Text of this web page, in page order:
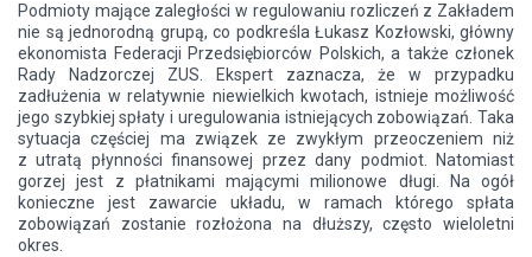
Podmioty mające zaległości w regulowaniu rozliczeń z Zakładem
nie są jednorodną grupą, co podkreśla Łukasz Kozłowski, główny
ekonomista Federacji Przedsiębiorców Polskich, a także członek
Rady Nadzorczej ZUS. Ekspert zaznacza, że w przypadku
zadłużenia w relatywnie niewielkich kwotach, istnieje możliwość
jego szybkiej spłaty i uregulowania istniejących zobowiązań. Taka
sytuacja częściej ma związek ze zwykłym przeoczeniem niż
z utratą płynności finansowej przez dany podmiot. Natomiast
gorzej jest z płatnikami mającymi milionowe długi. Na ogół
konieczne jest zawarcie układu, w ramach którego spłata
zobowiązań zostanie rozłożona na dłuższy, często wieloletni
okres.